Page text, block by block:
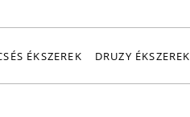
ÉKSZEREK DRUZY ÉKSZEREK